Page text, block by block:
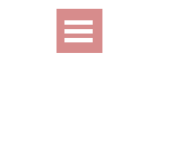
Перейти к контенту
Пропустить меню